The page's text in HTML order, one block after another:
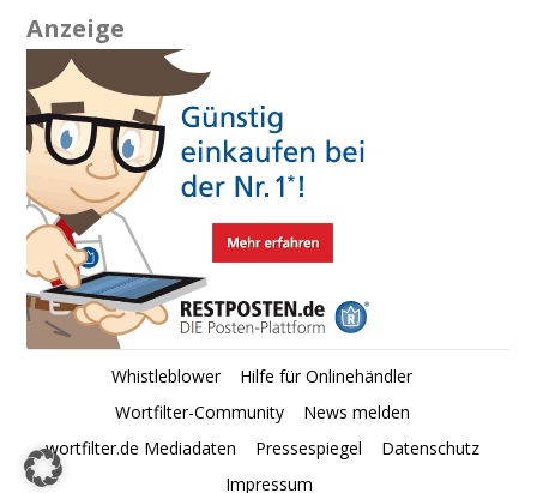
Anzeige
Whistleblower
Hilfe für Onlinehändler
Wortfilter-Community
News melden
wortfilter.de Mediadaten
Pressespiegel
Datenschutz
Impressum